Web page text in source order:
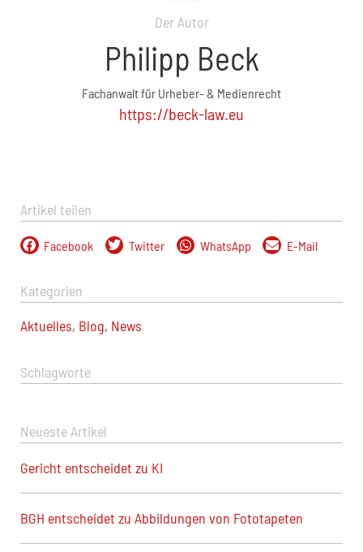
Der Autor
Philipp Beck
Fachanwalt für Urheber- & Medienrecht
https://beck-law.eu
Artikel teilen
Facebook Twitter WhatsApp E-Mail
Kategorien
Aktuelles, Blog, News
Schlagworte
Neueste Artikel
Gericht entscheidet zu KI
BGH entscheidet zu Abbildungen von Fototapeten